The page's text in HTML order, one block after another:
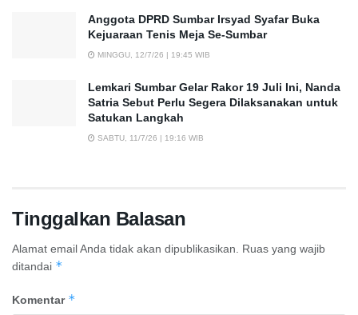
Anggota DPRD Sumbar Irsyad Syafar Buka
Kejuaraan Tenis Meja Se-Sumbar
MINGGU, 12/7/26 | 19:45 WIB
Lemkari Sumbar Gelar Rakor 19 Juli Ini, Nanda
Satria Sebut Perlu Segera Dilaksanakan untuk
Satukan Langkah
SABTU, 11/7/26 | 19:16 WIB
Tinggalkan Balasan
Alamat email Anda tidak akan dipublikasikan. Ruas yang wajib
ditandai *
Komentar *